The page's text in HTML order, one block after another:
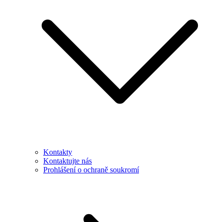
Kontakty
Kontaktujte nás
Prohlášení o ochraně soukromí